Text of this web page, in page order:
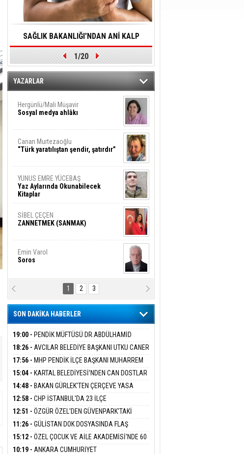
SAĞLIK BAKANLIĞI'NDAN ANİ KALP
DURMALARINA HIZLI MÜDAHALE
EDİLMESİNE YÖNELİK ÖNLENMESİ İÇİN
ÖNEMLİ ADIM
1/20
YAZARLAR
Hergünlü/Mali Müşavir
Sosyal medya ahlâkı
Canan Murtezaoğlu
“Türk yaratılıştan şendir, şatırdır”
YUNUS EMRE YÜCEBAŞ
Yaz Aylarında Okunabilecek
Kitaplar
SİBEL ÇEÇEN
ZANNETMEK (SANMAK)
Emin Varol
Soros
Karanlık DNA Kuşaklararası
Şiddetin Biyolojik Faturası
Şiyar Adıyaman
Ben Bu Sahaya Sığmazam
Hasan Ali Çölük
Bir Satırın İçindeki İnsan
Ezgi Kılıç
SİVAS: ATEŞE ATILAN VİCDAN
BARIŞ BAŞARSLAN
ADANMAK
1 2 3
SON DAKİKA HABERLER
19:00 - PENDİK MÜFTÜSÜ DR.ABDÜLHAMİD
PEHLİVAN BASIN MENSUPLARINI AĞIRLADI
18:26 - AVCILAR BELEDİYE BAŞKANI UTKU CANER
ÇANKAYA HAKKINDA TAHLİYE KARARI
17:56 - MHP PENDİK İLÇE BAŞKANI MUHARREM
KIR KARTAL ORDULULAR DERNEĞİ HEYETİNİ
AĞIRLADI
15:04 - KARTAL BELEDİYESİ’NDEN CAN DOSTLAR
İÇİN DEV YATIRIM!
14:48 - BAKAN GÜRLEK'TEN ÇERÇEVE YASA
AÇIKLAMASI:''KIRMIZI ÇİZGİMİZ ŞEHİT AİLELERİ
VE GAZİLERİMİZİN HASSASİYETİDİR''
12:58 - CHP İSTANBUL'DA 23 İLÇE
BAŞKANLIĞI'NDA ATAMALAR GERÇEKLEŞTİ
12:51 - ÖZGÜR ÖZEL'DEN GÜVENPARK'TAKİ
GAZİLERE DESTEK:''SONUÇ ALANA KADAR
ARKANIZDAYIZ''
11:26 - GÜLİSTAN DOK DOSYASINDA FLAŞ
GELİŞME: 2 DALGIÇ DELİL KARARTMA
SUÇLAMASIYLA TUTUTKLANDI
15:12 - ÖZEL ÇOCUK VE AİLE AKADEMİSİ'NDE 60
ÇOCUĞA HİZMET VERİLDİ
10:19 - ANKARA CUMHURİYET